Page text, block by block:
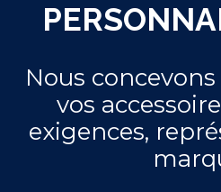
Nous
vos
exigences,